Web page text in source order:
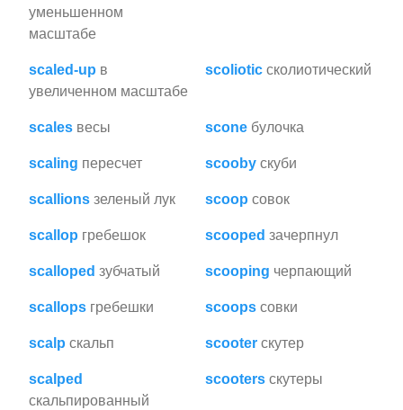
уменьшенном
масштабе
scaled-up в
увеличенном масштабе
scoliotic сколиотический
scales весы scone булочка
scaling пересчет scooby скуби
scallions зеленый лук scoop совок
scallop гребешок scooped зачерпнул
scalloped зубчатый scooping черпающий
scallops гребешки scoops совки
scalp скальп scooter скутер
scalped
скальпированный
scooters скутеры